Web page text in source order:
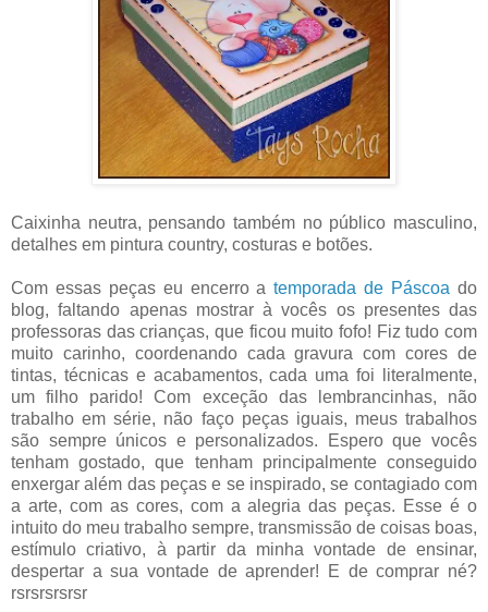
Caixinha neutra, pensando também no público masculino,
detalhes em pintura country, costuras e botões.
Com essas peças eu encerro atemporada de Páscoa do
blog, faltando apenas mostrar à vocês os presentes das
professoras das crianças, que ficou muito fofo! Fiz tudo com
muito carinho, coordenando cada gravura com cores de
tintas, técnicas e acabamentos, cada uma foi literalmente,
um filho parido! Com exceção das lembrancinhas, não
trabalho em série, não faço peças iguais, meus trabalhos
são sempre únicos e personalizados. Espero que vocês
tenham gostado, que tenham principalmente conseguido
enxergar além das peças e se inspirado, se contagiado com
a arte, com as cores, com a alegria das peças. Esse é o
intuito do meu trabalho sempre, transmissão de coisas boas,
estímulo criativo, à partir da minha vontade de ensinar,
despertar a sua vontade de aprender! E de comprar né?
rsrsrsrsrsr